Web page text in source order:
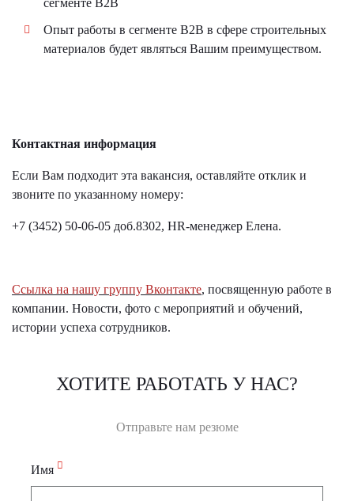
Опыт работы в сегменте B2B в сфере строительных
материалов будет являться Вашим преимуществом.
Контактная информация
Если Вам подходит эта вакансия, оставляйте отклик и
звоните по указанному номеру:
+7 (3452) 50-06-05 доб.8302, HR-менеджер Елена.
Ссылка на нашу группу Вконтакте, посвященную работе в
компании. Новости, фото с мероприятий и обучений,
истории успеха сотрудников.
ХОТИТЕ РАБОТАТЬ У НАС?
Отправьте нам резюме
Имя